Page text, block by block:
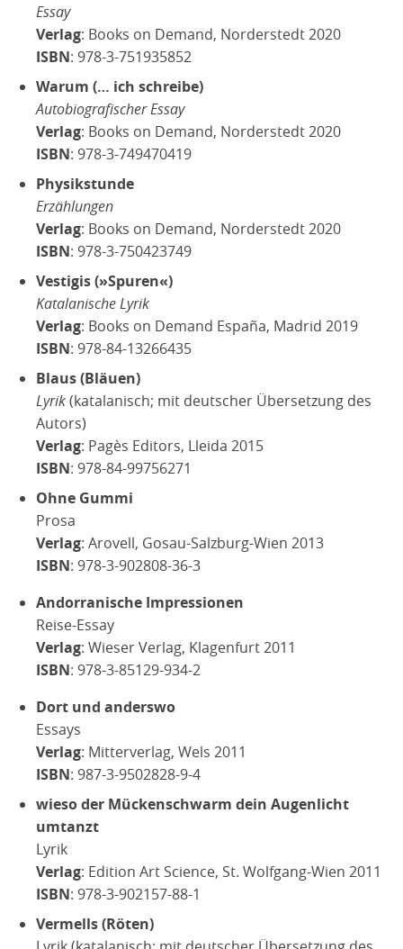
Essay
Verlag: Books on Demand, Norderstedt 2020
ISBN: 978-3-751935852
Warum (… ich schreibe)
Autobiografischer Essay
Verlag: Books on Demand, Norderstedt 2020
ISBN: 978-3-749470419
Physikstunde
Erzählungen
Verlag: Books on Demand, Norderstedt 2020
ISBN: 978-3-750423749
Vestigis (»Spuren«)
Katalanische Lyrik
Verlag: Books on Demand España, Madrid 2019
ISBN: 978-84-13266435
Blaus (Bläuen)
Lyrik(katalanisch; mit deutscher Übersetzung des
Autors)
Verlag: Pagès Editors, Lleida 2015
ISBN: 978-84-99756271
Ohne Gummi
Prosa
Verlag: Arovell, Gosau-Salzburg-Wien 2013
ISBN: 978-3-902808-36-3
Andorranische Impressionen
Reise-Essay
Verlag: Wieser Verlag, Klagenfurt 2011
ISBN: 978-3-85129-934-2
Dort und anderswo
Essays
Verlag: Mitterverlag, Wels 2011
ISBN: 987-3-9502828-9-4
wieso der Mückenschwarm dein Augenlicht
umtanzt
Lyrik
Verlag: Edition Art Science, St. Wolfgang-Wien 2011
ISBN: 978-3-902157-88-1
Vermells (Röten)